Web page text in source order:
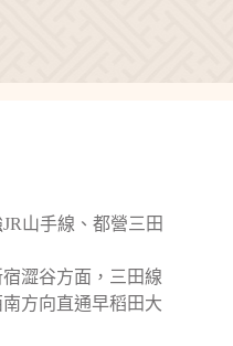
山手線、都營三田
澀谷方面，三田線
方向直通早稻田大